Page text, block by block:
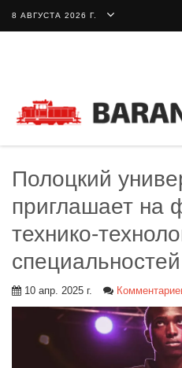
8 АВГУСТА 2026 Г.
Полоцкий
приглашает на
технико-
специальностей
10 апр. 2025 г.